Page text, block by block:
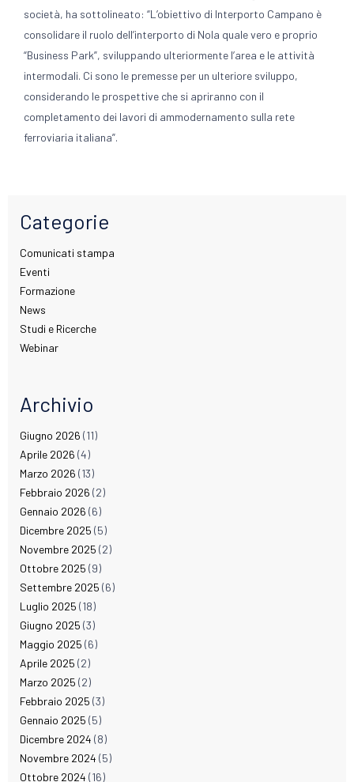
società, ha sottolineato: “L’obiettivo di Interporto Campano è
consolidare il ruolo dell’interporto di Nola quale vero e proprio
“Business Park”, sviluppando ulteriormente l’area e le attività
intermodali. Ci sono le premesse per un ulteriore sviluppo,
considerando le prospettive che si apriranno con il
completamento dei lavori di ammodernamento sulla rete
ferroviaria italiana”.
Categorie
Comunicati stampa
Eventi
Formazione
News
Studi e Ricerche
Webinar
Archivio
Giugno 2026 (11)
Aprile 2026 (4)
Marzo 2026 (13)
Febbraio 2026 (2)
Gennaio 2026 (6)
Dicembre 2025 (5)
Novembre 2025 (2)
Ottobre 2025 (9)
Settembre 2025 (6)
Luglio 2025 (18)
Giugno 2025 (3)
Maggio 2025 (6)
Aprile 2025 (2)
Marzo 2025 (2)
Febbraio 2025 (3)
Gennaio 2025 (5)
Dicembre 2024 (8)
Novembre 2024 (5)
Ottobre 2024 (16)